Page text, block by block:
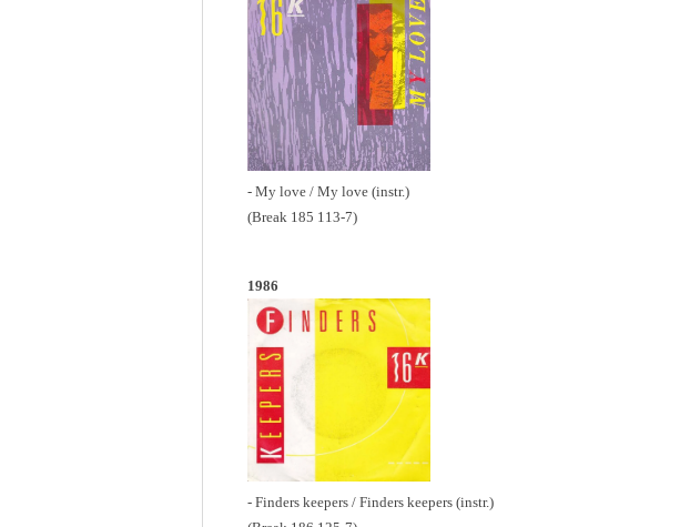
- My love / My love (instr.)
(Break 185 113-7)
1986
- Finders keepers / Finders keepers (instr.)